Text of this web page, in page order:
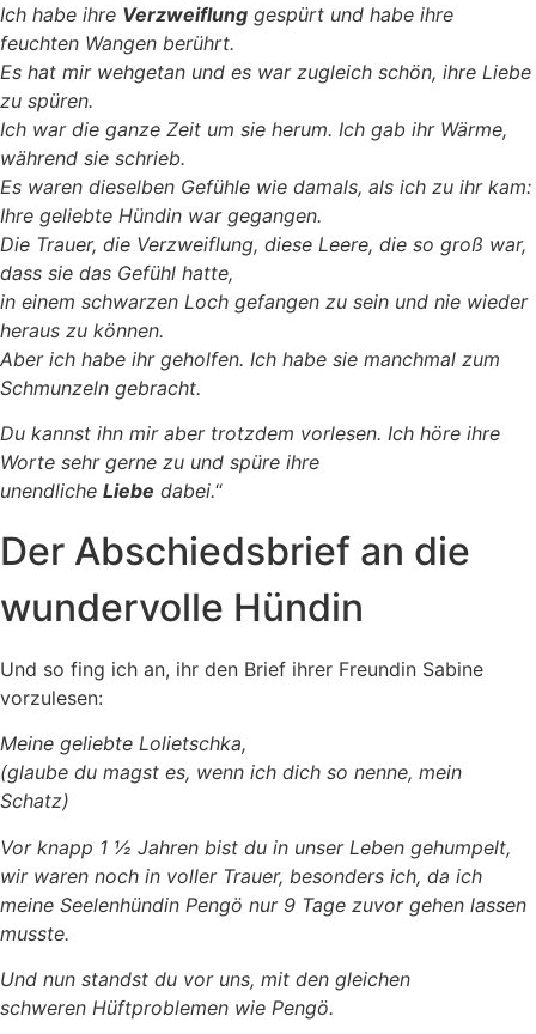
Ich habe ihre Verzweiflung gespürt und habe ihre
feuchten Wangen berührt.
Es hat mir wehgetan und es war zugleich schön, ihre Liebe
zu spüren.
Ich war die ganze Zeit um sie herum. Ich gab ihr Wärme,
während sie schrieb.
Es waren dieselben Gefühle wie damals, als ich zu ihr kam:
Ihre geliebte Hündin war gegangen.
Die Trauer, die Verzweiflung, diese Leere, die so groß war,
dass sie das Gefühl hatte,
in einem schwarzen Loch gefangen zu sein und nie wieder
heraus zu können.
Aber ich habe ihr geholfen. Ich habe sie manchmal zum
Schmunzeln gebracht.
Du kannst ihn mir aber trotzdem vorlesen. Ich höre ihre
Worte sehr gerne zu und spüre ihre
unendliche Liebe dabei.“
Der Abschiedsbrief an die
wundervolle Hündin
Und so fing ich an, ihr den Brief ihrer Freundin Sabine
vorzulesen:
Meine geliebte Lolietschka,
(glaube du magst es, wenn ich dich so nenne, mein
Schatz)
Vor knapp 1 ½ Jahren bist du in unser Leben gehumpelt,
wir waren noch in voller Trauer, besonders ich, da ich
meine Seelenhündin Pengö nur 9 Tage zuvor gehen lassen
musste.
Und nun standst du vor uns, mit den gleichen
schweren Hüftproblemen wie Pengö.